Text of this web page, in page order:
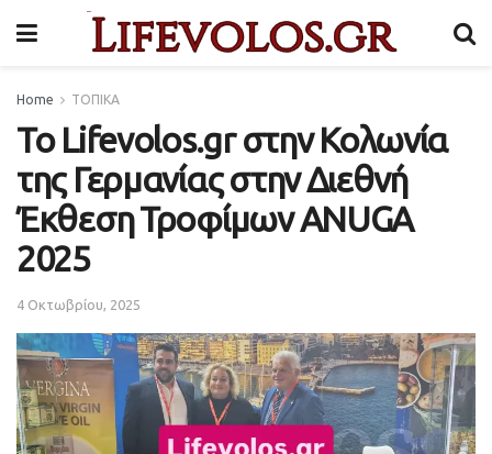
Home ΤΟΠΙΚΑ
Το Lifevolos.gr στην Κολωνία
της Γερμανίας στην Διεθνή
Έκθεση Τροφίμων ANUGA
2025
4 Οκτωβρίου, 2025